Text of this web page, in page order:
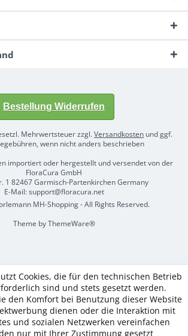
Bestellung Widerrufen
Mehrwertsteuer zzgl.Versandkosten und ggf.
wenn nicht anders beschrieben
importiert oder hergestellt und versendet von der
FloraCura GmbH
1 82467 Garmisch-Partenkirchen Germany
E-Mail: support@floracura.net
MH-Shopping - All Rights Reserved.
Theme byThemeWare®
Cookies, die für den technischen Betrieb
sind und stets gesetzt werden.
den Komfort bei Benutzung dieser Website
dienen oder die Interaktion mit
und sozialen Netzwerken vereinfachen
nur mit Ihrer Zustimmung gesetzt